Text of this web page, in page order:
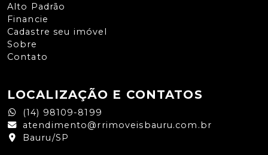
Alto Padrão
Financie
Cadastre seu imóvel
Sobre
Contato
LOCALIZAÇÃO E CONTATOS
(14) 98109-8199
atendimento@rrimoveisbauru.com.br
Bauru/SP